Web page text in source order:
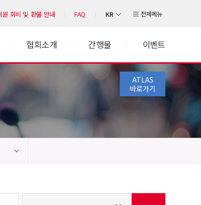
원 회비 및 환불 안내 FAQ KR 전체메뉴
협회소개 간행물 이벤트
ATLAS
바로가기